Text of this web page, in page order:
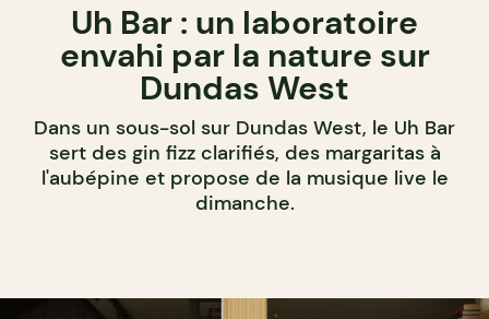
Uh Bar : un laboratoire
envahi par la nature sur
Dundas West
Dans un sous-sol sur Dundas West, le Uh Bar
sert des gin fizz clarifiés, des margaritas à
l'aubépine et propose de la musique live le
dimanche.